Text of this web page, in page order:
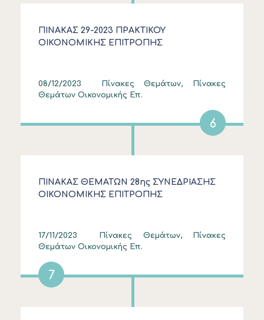
ΠΙΝΑΚΑΣ 29-2023 ΠΡΑΚΤΙΚΟΥ
ΟΙΚΟΝΟΜΙΚΗΣ ΕΠΙΤΡΟΠΗΣ
08/12/2023
Πίνακες Θεμάτων, Πίνακες
Θεμάτων Οικονομικής Επ.
6
ΠΙΝΑΚΑΣ ΘΕΜΑΤΩΝ 28ης ΣΥΝΕΔΡΙΑΣΗΣ
ΟΙΚΟΝΟΜΙΚΗΣ ΕΠΙΤΡΟΠΗΣ
17/11/2023
Πίνακες Θεμάτων, Πίνακες
Θεμάτων Οικονομικής Επ.
7